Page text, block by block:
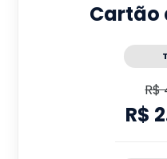
Cartão
R$
R$